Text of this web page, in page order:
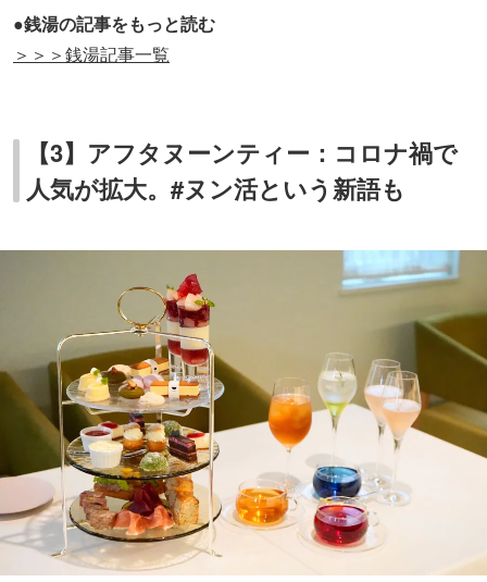
●銭湯の記事をもっと読む
＞＞＞銭湯記事一覧
【3】アフタヌーンティー：コロナ禍で
人気が拡大。#ヌン活という新語も